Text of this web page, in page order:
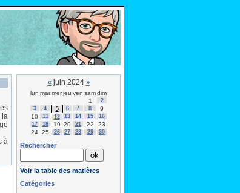
la
à
«juin 2024 »
lun marmerjeu ven samdim
1
2
3
4 5 6 7 8
9
10
11 12 13 14 15
16
17
18 19 20 21 22
23
24 25 26 27 28 29 30
Rechercher
Voir la table des matières
Catégories